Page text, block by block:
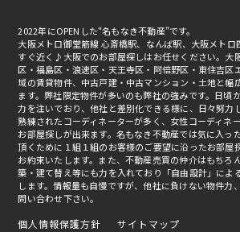
2022年にOPENした“名もなき不動産”です。
大阪メトロ御堂筋線 心斎橋駅、なんば駅、大阪メトロ
すぐ近く♪大阪でのお部屋探しはお任せください。大
区・福島区・浪速区・天王寺区・阿倍野区・東住吉区
域の賃貸物件、中古戸建・中古マンション・土地と幅
ます。弊社限定物件が多いのも弊社の強みです。日頃
力を注いでおり、他社と差別化できる様に、日々努力
熟練されたコーディネーターが多く、女性コーディネ
お部屋探しが出来ます。名もなき不動産では気に入っ
頂くために１組１組のお客様のご要望に沿ったお部屋
お約束いたします。また、不動産売買の仲介はもちろ
築・建て替え等にも力を入れており「自由設計」によ
します。情報量も自慢ですが、他社に負けない物件力
問い合わせ下さい。
個人情報保護方針 サイトマップ